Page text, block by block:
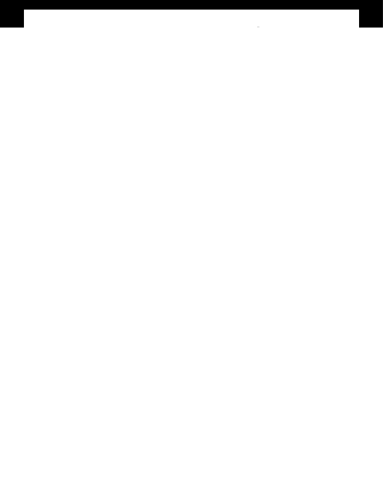
インドにて12(アシュラム編)